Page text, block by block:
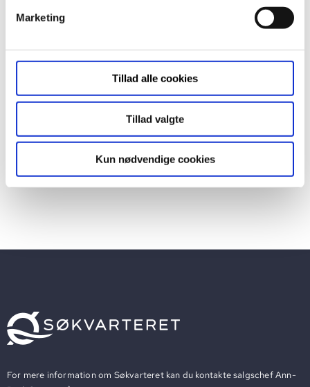
Marketing
Tillad alle cookies
Tillad valgte
Kun nødvendige cookies
Søgræsgade 90
For mere information om Søkvarteret kan du kontakte salgschef Ann-